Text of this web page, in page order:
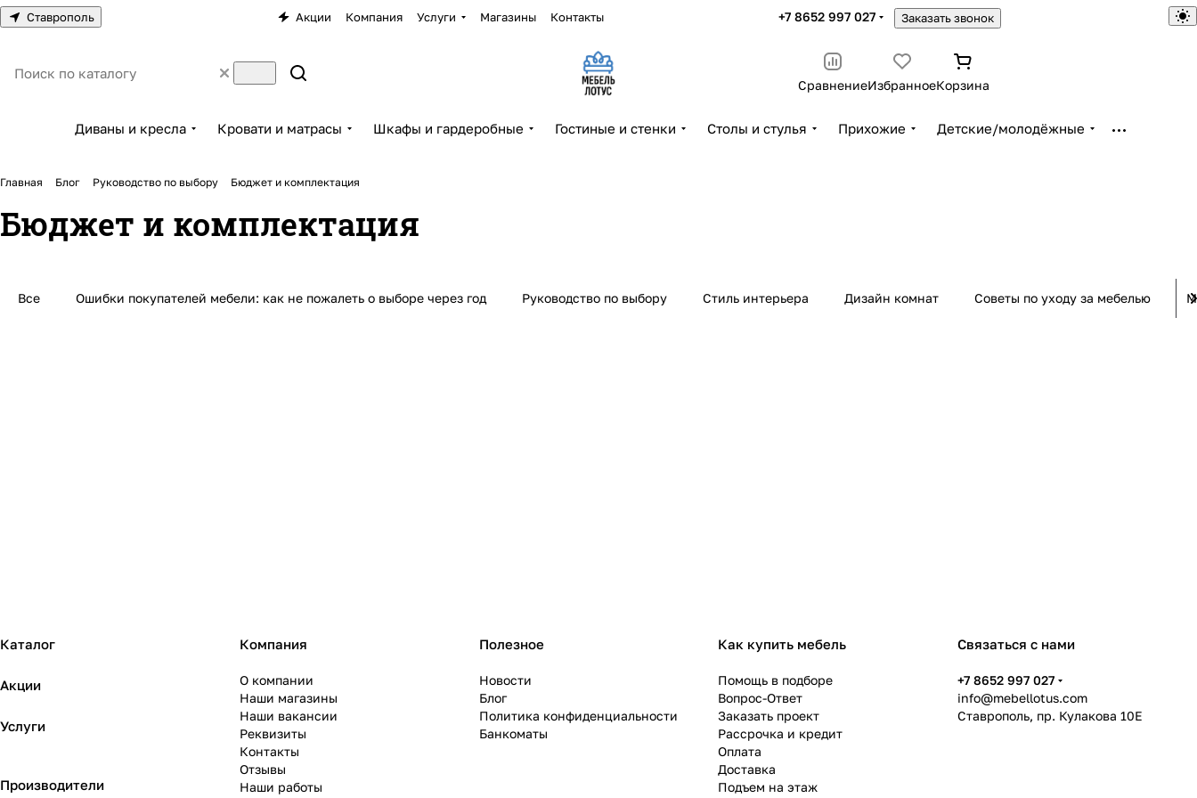
Ставрополь Акции Компания Услуги Магазины Контакты +7 8652 997 027 Заказать звонок
СравнениеИзбранноеКорзина
Диваны и кресла Кровати и матрасы Шкафы и гардеробные Гостиные и стенки Столы и стулья Прихожие Детские/молодёжные
Главная Блог Руководство по выбору Бюджет и комплектация
Бюджет и комплектация
Все Ошибки покупателей мебели: как не пожалеть о выборе через год Руководство по выбору Стиль интерьера Дизайн комнат Советы по уходу за мебелью
Каталог
Акции
Услуги
Производители
Компания
О компании
Наши магазины
Наши вакансии
Реквизиты
Контакты
Отзывы
Наши работы
Полезное
Новости
Блог
Политика конфиденциальности
Банкоматы
Как купить мебель
Помощь в подборе
Вопрос-Ответ
Заказать проект
Рассрочка и кредит
Оплата
Доставка
Подъем на этаж
Связаться с нами
+7 8652 997 027
info@mebellotus.com
Ставрополь, пр. Кулакова 10Е